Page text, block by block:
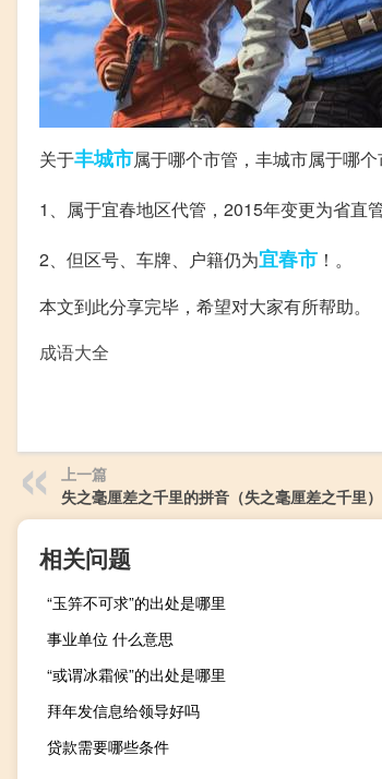
关于丰城市属于哪个市管，丰城市属于哪
1、属于宜春地区代管，2015年变更为省直
2、但区号、车牌、户籍仍为宜春市 ！。
本文到此分享完毕，希望对大家有所帮助。
成语大全
上一篇
失之毫厘差之千里的拼音（失之毫厘差之千里）
相关问题
“玉笄不可求”的出处是哪里
事业单位 什么意思
“或谓冰霜候”的出处是哪里
拜年发信息给领导好吗
贷款需要哪些条件